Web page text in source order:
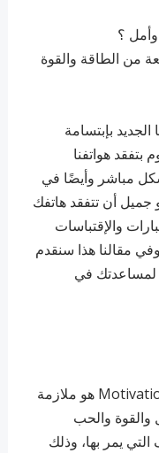
؟
من الطاقة والقوة
بإبتسامة
بتفقد هواتفنا
مباشر وأيضًا في
جميل أن تتفقد هاتفك
والإقتباسات
وفي مقالنا هذا سنقدم
تطبيق Motivation - Daily quotes لمساعدتك في
الهدف من تطبيق Motivation - Daily quotes هو ملازمة
والقوة والحب
يمر بها، وذلك